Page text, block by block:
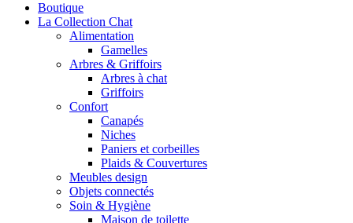
Boutique
La Collection Chat
Alimentation
Gamelles
Arbres & Griffoirs
Arbres à chat
Griffoirs
Confort
Canapés
Niches
Paniers et corbeilles
Plaids & Couvertures
Meubles design
Objets connectés
Soin & Hygiène
Maison de toilette